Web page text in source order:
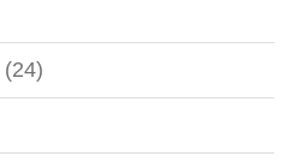
(24)